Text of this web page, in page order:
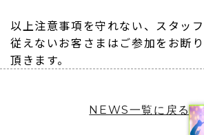
以上注意事項を守れない、スタッ
従えないお客さまはご参加をお断
頂きます。
NEWS一覧に戻る